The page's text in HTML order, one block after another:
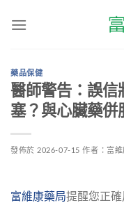
藥品保健
醫師警告：誤信
塞？與心臟藥併
發佈於 2026-07-15 作者： 富
富維康藥局提醒您正確